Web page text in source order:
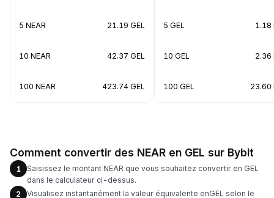
5 NEAR 21.19 GEL
10 NEAR 42.37 GEL
100 NEAR 423.74 GEL
5 GEL 1.18
10 GEL 2.36
100 GEL 23.60
Comment convertir des NEAR en GEL sur Bybit
1
Saisissez le montant NEAR que vous souhaitez convertir en GEL
dans le calculateur ci-dessus.
2
Visualisez instantanément la valeur équivalente enGEL selon le